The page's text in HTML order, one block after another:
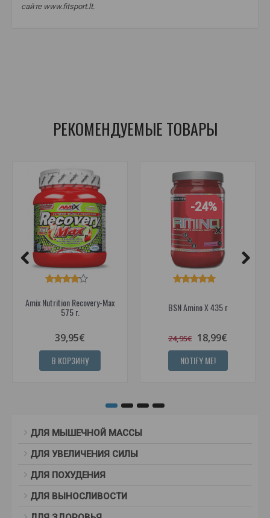
сайте www.fitsport.lt.
РЕКОМЕНДУЕМЫЕ ТОВАРЫ
Amix Nutrition Recovery-Max
575 г.
39,95€
В КОРЗИНУ
-24%
BSN Amino X 435 г
24,95€ 18,99€
NOTIFY ME!
ДЛЯ МЫШЕЧНОЙ МАССЫ
ДЛЯ УВЕЛИЧЕНИЯ СИЛЫ
ДЛЯ ПОХУДЕНИЯ
ДЛЯ ВЫНОСЛИВОСТИ